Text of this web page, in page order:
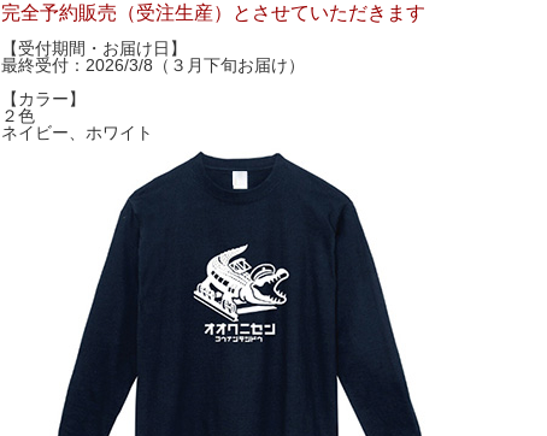
完全予約販売（受注生産）とさせていただきます
【受付期間・お届け日】
最終受付：2026/3/8（３月下旬お届け）
【カラー】
２色
ネイビー、ホワイト